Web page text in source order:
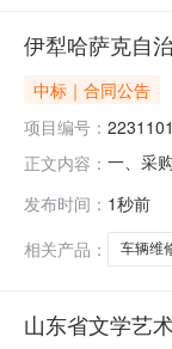
伊犁哈萨克自
中标｜合同公告
项目编号：
正文内容： 一、采
件次
发布时间： 1秒前
相关产品：
车辆维
山东省文学艺